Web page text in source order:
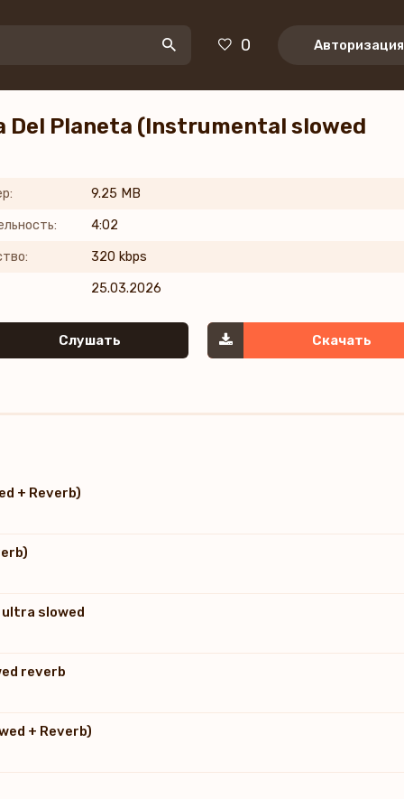
0 Авторизация
Del Planeta (Instrumental slowed
9.25 MB
4:02
320 kbps
25.03.2026
Слушать Скачать
+ Reverb)
slowed
reverb
+ Reverb)